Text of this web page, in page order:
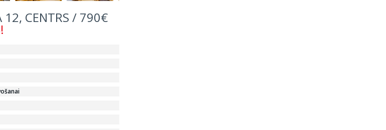
12, CENTRS / 790€